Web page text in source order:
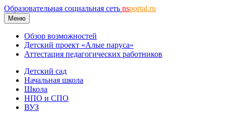
Образовательная социальная сеть nsportal.ru
Меню
Обзор возможностей
Детский проект «Алые паруса»
Аттестация педагогических работников
Детский сад
Начальная школа
Школа
НПО и СПО
ВУЗ